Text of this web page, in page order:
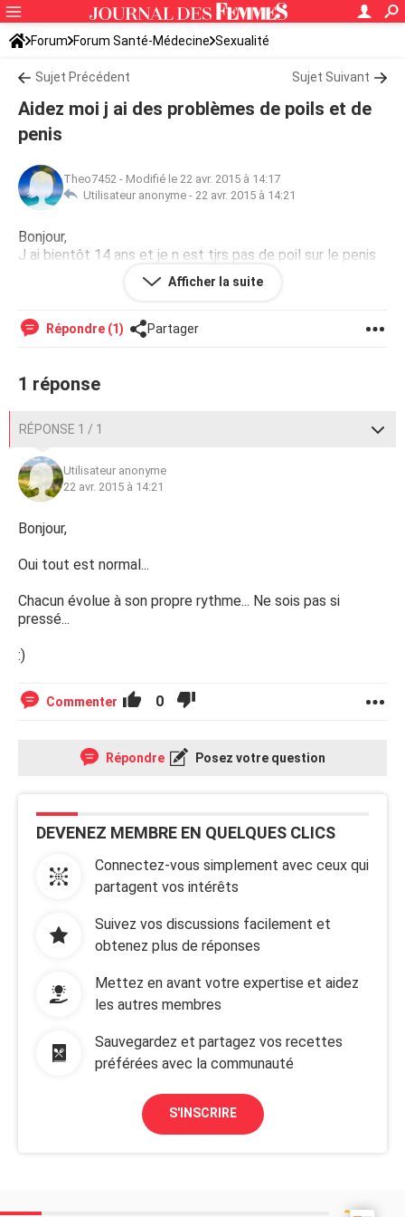
Forum Forum Santé-Médecine Sexualité
Sujet Précédent Sujet Suivant
Aidez moi j ai des problèmes de poils et de
penis
Theo7452 - Modifié le 22 avr. 2015 à 14:17
Utilisateur anonyme - 22 avr. 2015 à 14:21
Bonjour,
J ai bientôt 14 ans et je n est tjrs pas de poil sur le penis
en plus il ne mesure que 6 cm et 10,5 en érection
Afficher la suite
Répondre (1) Partager
1 réponse
RÉPONSE 1 / 1
Utilisateur anonyme
22 avr. 2015 à 14:21
Bonjour,
Oui tout est normal...
Chacun évolue à son propre rythme... Ne sois pas si
pressé...
:)
Commenter 0
Répondre Posez votre question
DEVENEZ MEMBRE EN QUELQUES CLICS
Connectez-vous simplement avec ceux qui
partagent vos intérêts
Suivez vos discussions facilement et
obtenez plus de réponses
Mettez en avant votre expertise et aidez
les autres membres
Sauvegardez et partagez vos recettes
préférées avec la communauté
S'INSCRIRE